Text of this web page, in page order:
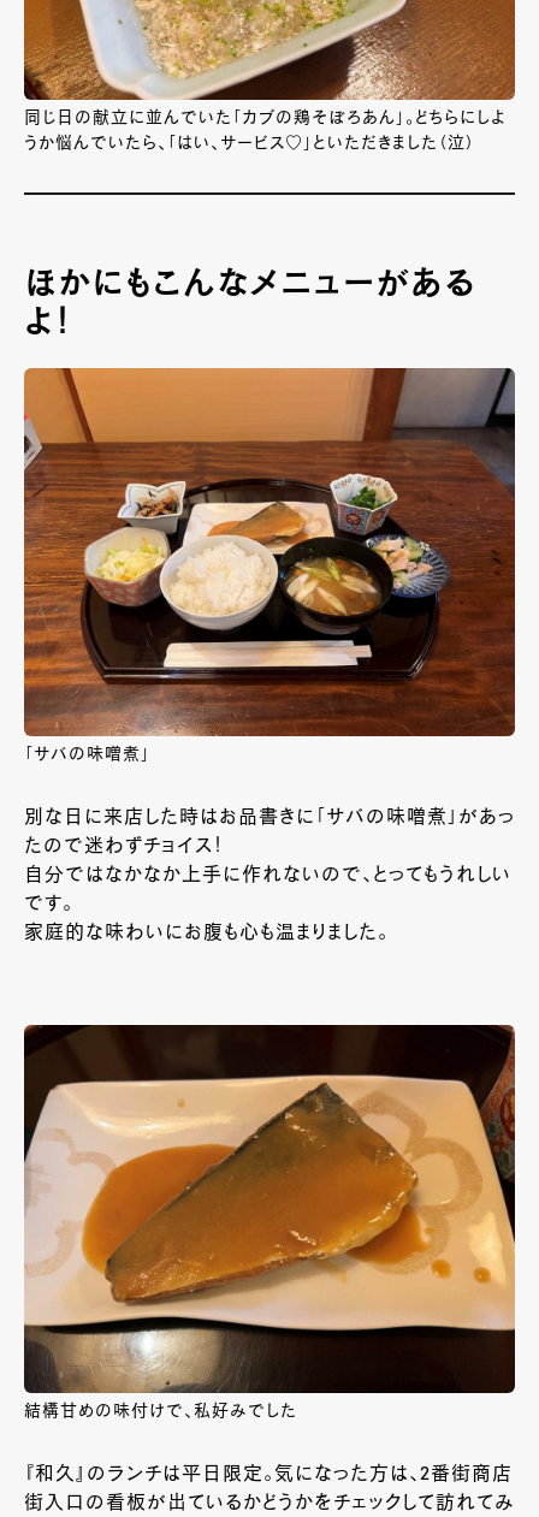
同じ日の献立に並んでいた「カブの鶏そぼろあん」。どちらにしよ
うか悩んでいたら、「はい、サービス♡」といただきました（泣）
ほかにもこんなメニューがある
よ！
「サバの味噌煮」
別な日に来店した時はお品書きに「サバの味噌煮」があっ
たので迷わずチョイス！
自分ではなかなか上手に作れないので、とってもうれしい
です。
家庭的な味わいにお腹も心も温まりました。
結構甘めの味付けで、私好みでした
『和久』のランチは平日限定。気になった方は、2番街商店
街入口の看板が出ているかどうかをチェックして訪れてみ